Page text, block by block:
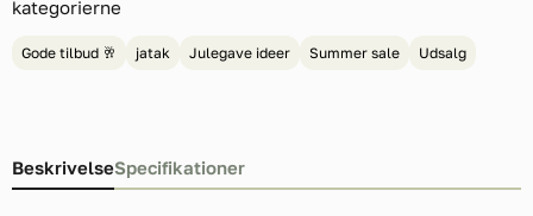
kategorierne
Gode tilbud 🥂 jatak Julegave ideer Summer sale Udsalg
BeskrivelseSpecifikationer